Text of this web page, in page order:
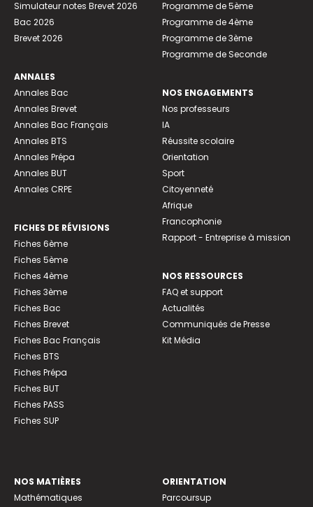
Simulateur notes Brevet 2026
Bac 2026
Brevet 2026
ANNALES
Annales Bac
Annales Brevet
Annales Bac Français
Annales BTS
Annales Prépa
Annales BUT
Annales CRPE
FICHES DE RÉVISIONS
Fiches 6ème
Fiches 5ème
Fiches 4ème
Fiches 3ème
Fiches Bac
Fiches Brevet
Fiches Bac Français
Fiches BTS
Fiches Prépa
Fiches BUT
Fiches PASS
Fiches SUP
Programme de 5ème
Programme de 4ème
Programme de 3ème
Programme de Seconde
NOS ENGAGEMENTS
Nos professeurs
IA
Réussite scolaire
Orientation
Sport
Citoyenneté
Afrique
Francophonie
Rapport - Entreprise à mission
NOS RESSOURCES
FAQ et support
Actualités
Communiqués de Presse
Kit Média
NOS MATIÈRES
Mathématiques
ORIENTATION
Parcoursup